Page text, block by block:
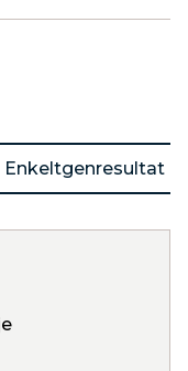
Enkeltgenresultat